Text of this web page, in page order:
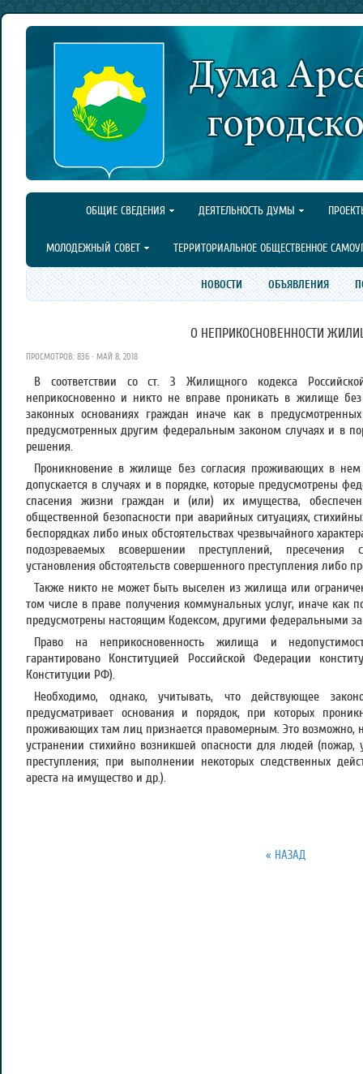
ОБЩИЕ СВЕДЕНИЯ ДЕЯТЕЛЬНОСТЬ ДУМЫ
МОЛОДЕЖНЫЙ СОВЕТ ТЕРРИТОРИАЛЬНОЕ ОБЩЕСТВЕННОЕ
НОВОСТИ ОБЪЯВЛЕНИЯ
О НЕПРИКОСНОВЕННОСТИ
ПРОСМОТРОВ: 836 · МАЙ 8, 2018
В соответствии со ст. 3 Жилищного кодекса
неприкосновенно и никто не вправе проникать в жилище
законных основаниях граждан иначе как в
предусмотренных другим федеральным законом случаях и в
решения.
Проникновение в жилище без согласия проживающих в
допускается в случаях и в порядке, которые предусмотрены
спасения жизни граждан и (или) их имущества,
общественной безопасности при аварийных ситуациях,
беспорядках либо иных обстоятельствах чрезвычайного
подозреваемых всовершении преступлений, пресечения
установления обстоятельств совершенного преступления либо
Также никто не может быть выселен из жилища или
том числе в праве получения коммунальных услуг, иначе как
предусмотрены настоящим Кодексом, другими федеральными
Право на неприкосновенность жилища и
гарантировано Конституцией Российской Федерации
Конституции РФ).
Необходимо, однако, учитывать, что действующее
предусматривает основания и порядок, при которых
проживающих там лиц признается правомерным. Это возможно,
устранении стихийно возникшей опасности для людей (пожар,
преступления; при выполнении некоторых следственных
ареста на имущество и др.).
« НАЗАД